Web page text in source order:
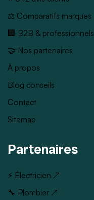
⚖️ Comparatifs marques
🏢 B2B & professionnels
🤝 Nos partenaires
À propos
Blog conseils
Contact
Sitemap
Partenaires
⚡ Électricien ↗
🔧 Plombier ↗